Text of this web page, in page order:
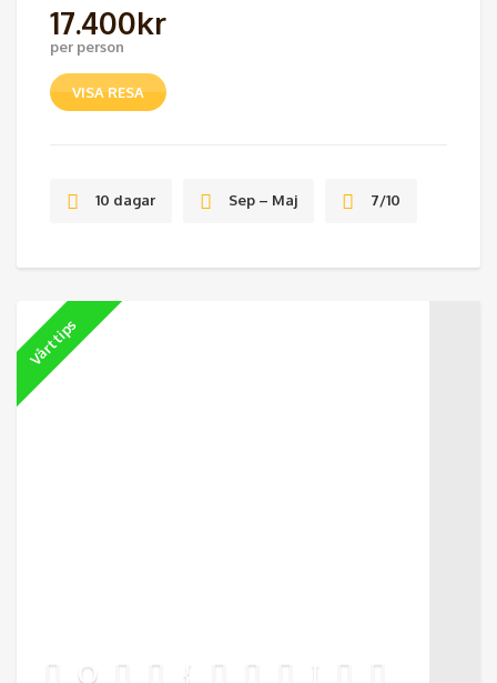
17.400kr
per person
VISA RESA
10 dagar Sep – Maj 7/10
Vårt tips